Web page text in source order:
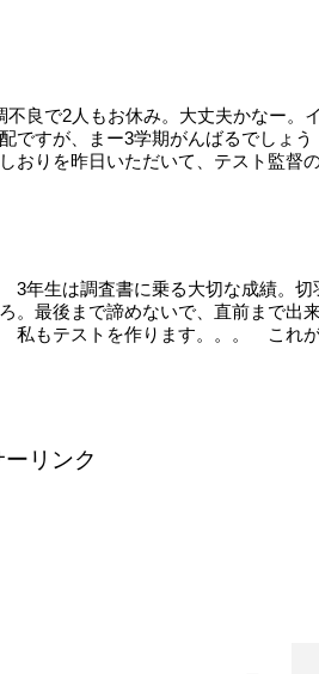
良で2人もお休み。大丈夫かなー。
ですが、まー3学期がんばるでしょ
おりを昨日いただいて、テスト監督
年生は調査書に乗る大切な成績。切
。最後まで諦めないで、直前まで出
私もテストを作ります。。。 これ
リンク